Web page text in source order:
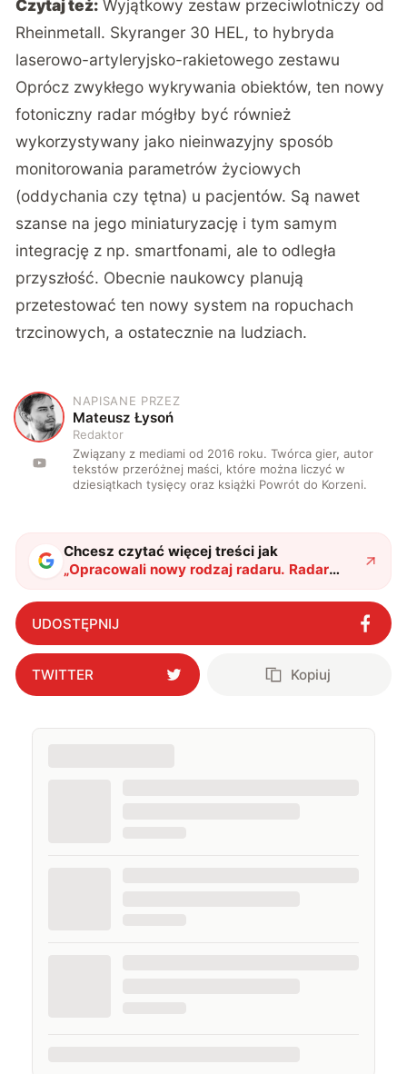
Czytaj też: Wyjątkowy zestaw przeciwlotniczy od
Rheinmetall. Skyranger 30 HEL, to hybryda
laserowo-artyleryjsko-rakietowego zestawu
Oprócz zwykłego wykrywania obiektów, ten nowy
fotoniczny radar mógłby być również
wykorzystywany jako nieinwazyjny sposób
monitorowania parametrów życiowych
(oddychania czy tętna) u pacjentów. Są nawet
szanse na jego miniaturyzację i tym samym
integrację z np. smartfonami, ale to odległa
przyszłość. Obecnie naukowcy planują
przetestować ten nowy system na ropuchach
trzcinowych, a ostatecznie na ludziach.
M
NAPISANE PRZEZ
Mateusz Łysoń
Redaktor
Związany z mediami od 2016 roku. Twórca gier, autor
tekstów przeróżnej maści, które można liczyć w
dziesiątkach tysięcy oraz książki Powrót do Korzeni.
Chcesz czytać więcej treści jak
„Opracowali nowy rodzaj radaru. Radar
fotoniczny wykrywa nawet centymetrowe
przedmioty"?
UDOSTĘPNIJ
TWITTER Kopiuj